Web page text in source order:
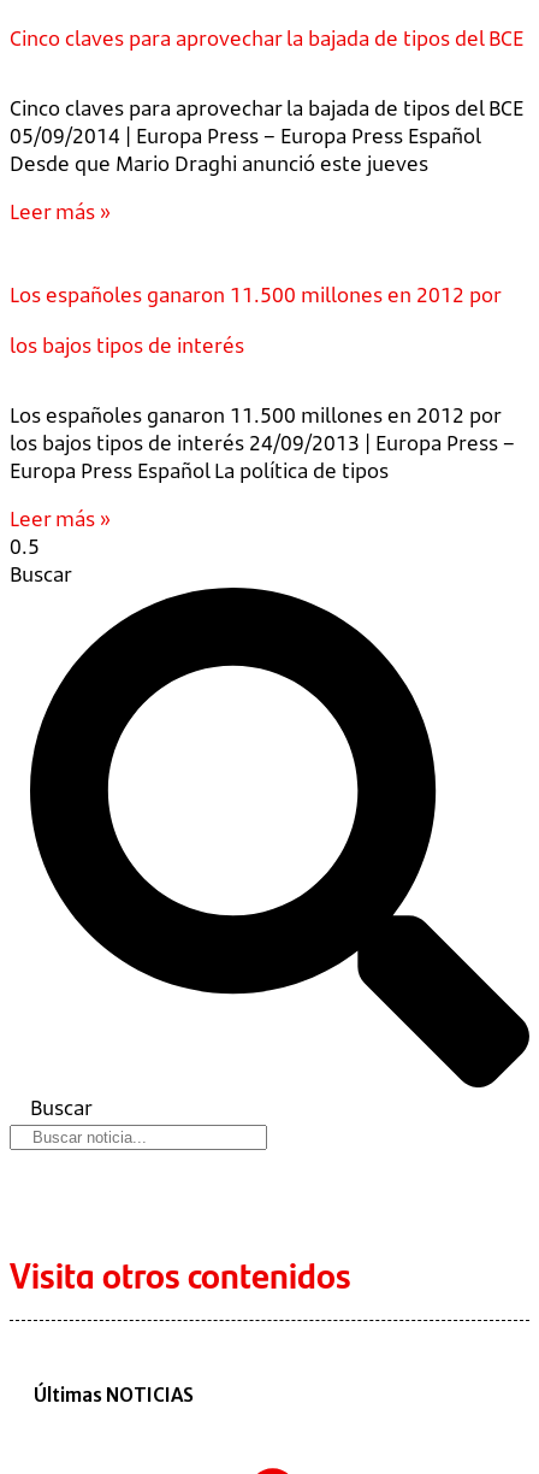
Cinco claves para aprovechar la bajada de tipos del BCE
Cinco claves para aprovechar la bajada de tipos del BCE
05/09/2014 | Europa Press – Europa Press Español
Desde que Mario Draghi anunció este jueves
Leer más »
Los españoles ganaron 11.500 millones en 2012 por
los bajos tipos de interés
Los españoles ganaron 11.500 millones en 2012 por
los bajos tipos de interés 24/09/2013 | Europa Press –
Europa Press Español La política de tipos
Leer más »
Buscar
Buscar
Visita otros contenidos
Últimas NOTICIAS